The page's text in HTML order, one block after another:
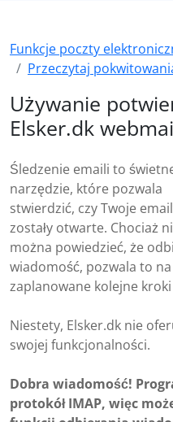
Funkcje poczty
Przeczytaj
Używanie
Elsker.dk
Śledzenie emaili to
narzędzie, które pozwala
stwierdzić, czy Twoje
zostały otwarte. Chociaż
można powiedzieć, że
wiadomość, pozwala to
zaplanowane kolejne
Niestety, Elsker.dk nie
swojej funkcjonalności.
Dobra wiadomość!
protokół IMAP, więc